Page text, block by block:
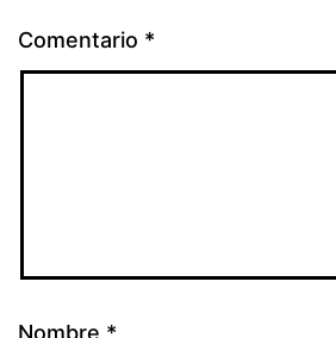
Comentario *
Nombre *